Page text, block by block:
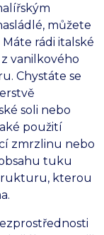
můžete
Máte rádi italské
vanilkového
Chystáte se
soli nebo
použití
zmrzlinu nebo
tuku
kterou